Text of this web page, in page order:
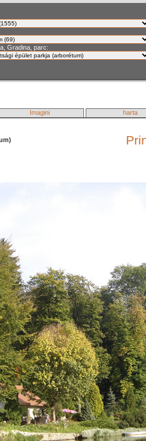
Gradina, parc:
Imagini harta